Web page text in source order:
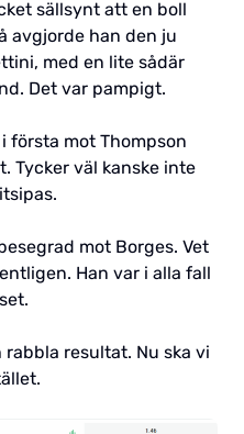
sällsynt att en boll
avgjorde han den ju
med en lite sådär
Det var pampigt.
första mot Thompson
Tycker väl kanske inte
mot Borges. Vet
Han var i alla fall
resultat. Nu ska vi